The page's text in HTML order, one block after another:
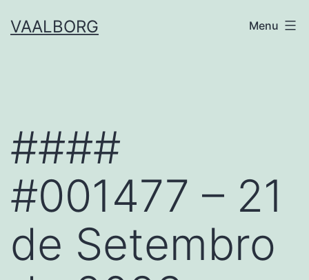
toVAALBORG Menu
####
#001477 – 21
de Setembro